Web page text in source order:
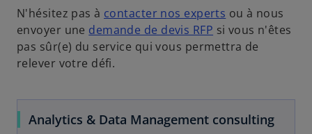
N'hésitez pas à contacter nos experts ou à nous
envoyer une demande de devis RFP si vous n'êtes
pas sûr(e) du service qui vous permettra de
relever votre défi.
Analytics & Data Management consulting